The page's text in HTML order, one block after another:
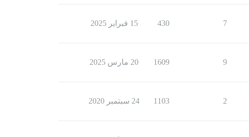
7
430 15 فبراير 2025
9
1609 20 مارس 2025
2
1103 24 سبتمبر 2020